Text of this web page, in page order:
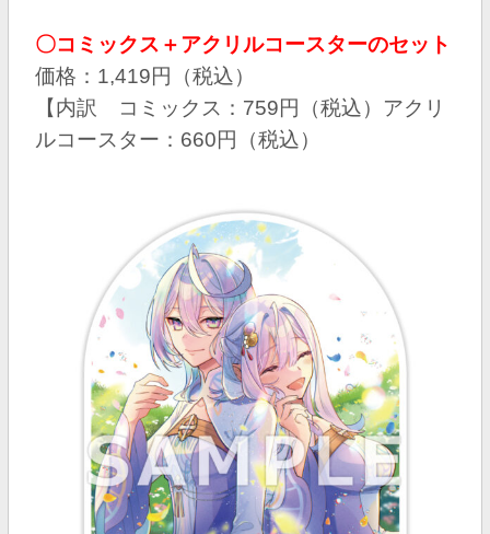
〇コミックス＋アクリルコースターのセット
価格：1,419円（税込）
【内訳 コミックス：759円（税込）アクリ
ルコースター：660円（税込）